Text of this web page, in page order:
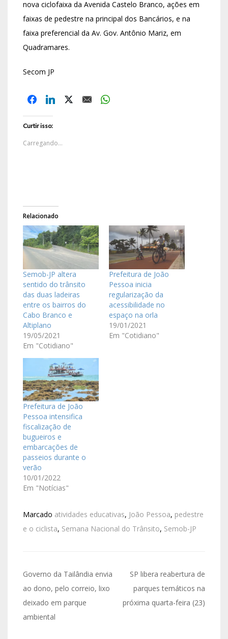
nova ciclofaixa da Avenida Castelo Branco, ações em
faixas de pedestre na principal dos Bancários, e na
faixa preferencial da Av. Gov. Antônio Mariz, em
Quadramares.
Secom JP
Curtir isso:
Carregando...
Relacionado
Semob-JP altera
sentido do trânsito
das duas ladeiras
entre os bairros do
Cabo Branco e
Altiplano
19/05/2021
Em "Cotidiano"
Prefeitura de João
Pessoa inicia
regularização da
acessibilidade no
espaço na orla
19/01/2021
Em "Cotidiano"
Prefeitura de João
Pessoa intensifica
fiscalização de
bugueiros e
embarcações de
passeios durante o
verão
10/01/2022
Em "Notícias"
Marcado atividades educativas, João Pessoa, pedestre
e o ciclista, Semana Nacional do Trânsito, Semob-JP
Governo da Tailândia envia
ao dono, pelo correio, lixo
deixado em parque
ambiental
SP libera reabertura de
parques temáticos na
próxima quarta-feira (23)